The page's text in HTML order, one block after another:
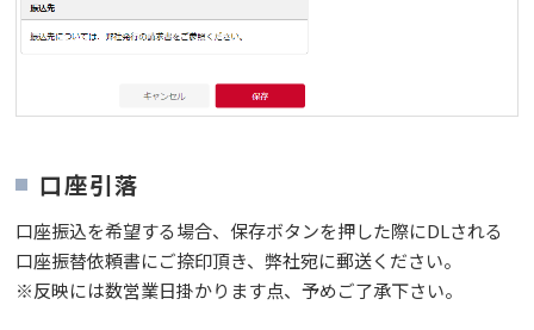
口座引落
口座振込を希望する場合、保存ボタンを押した際にDLされる
口座振替依頼書にご捺印頂き、弊社宛に郵送ください。
※反映には数営業日掛かります点、予めご了承下さい。